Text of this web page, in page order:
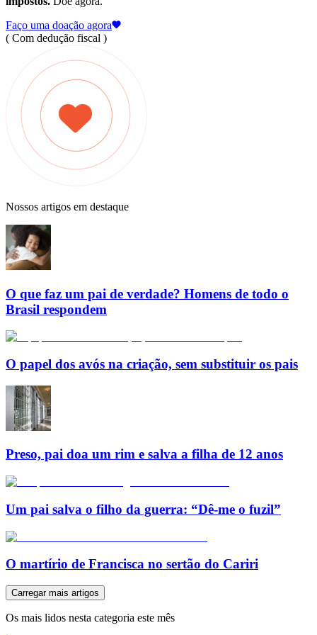
Faço uma doação agora
( Com dedução fiscal )
Nossos artigos em destaque
O que faz um pai de verdade? Homens de todo o
Brasil respondem
O papel dos avós na criação, sem substituir os pais
Preso, pai doa um rim e salva a filha de 12 anos
Um pai salva o filho da guerra: “Dê-me o fuzil”
O martírio de Francisca no sertão do Cariri
Carregar mais artigos
Os mais lidos nesta categoria este mês